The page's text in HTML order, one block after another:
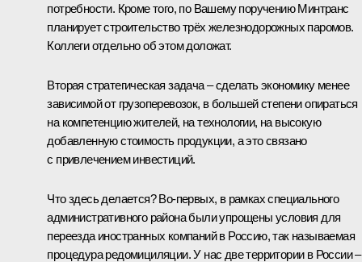
потребности. Кроме того, по Вашему поручению Минтранс
планирует строительство трёх железнодорожных паромов.
Коллеги отдельно об этом доложат.
Вторая стратегическая задача – сделать экономику менее
зависимой от грузоперевозок, в большей степени опираться
на компетенцию жителей, на технологии, на высокую
добавленную стоимость продукции, а это связано
с привлечением инвестиций.
Что здесь делается? Во-первых, в рамках специального
административного района были упрощены условия для
переезда иностранных компаний в Россию, так называемая
процедура редомициляции. У нас две территории в России –